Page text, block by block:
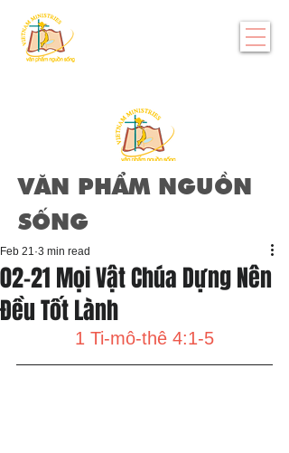
VĂN PHẨM NGUỒN
SỐNG
02-21 Mọi Vật Chúa Dựng Nên
Đều Tốt Lành
Feb 21 3 min read
1 Ti-mô-thê 4:1-5